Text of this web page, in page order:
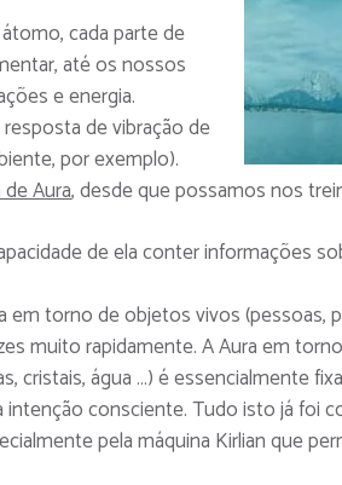
cada parte de
até os nossos
e energia.
de vibração de
por exemplo).
Aura, desde que possamos nos
de ela conter informações
em torno de objetos vivos (pessoas,
muito rapidamente. A Aura em
cristais, água …) é essencialmente
intenção consciente. Tudo isto já foi
pela máquina Kirlian que